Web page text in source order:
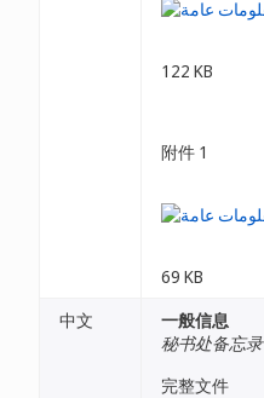
122 KB
附件 1
69 KB
中文
一般信息
秘书处备忘录
完整文件